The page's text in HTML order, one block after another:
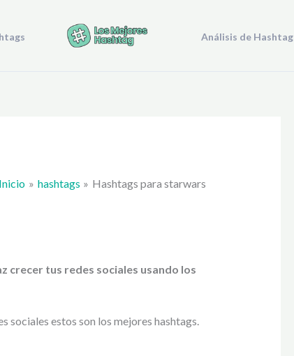
Análisis de Hashtag
Inicio hashtags Hashtags para starwars
crecer tus redes sociales usando los
sociales estos son los mejores hashtags.